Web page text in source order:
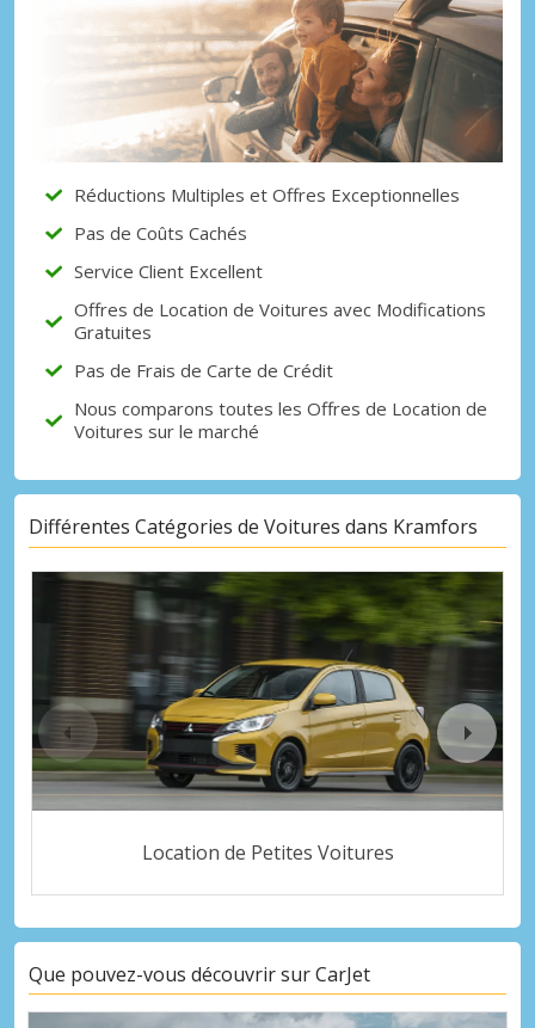
Réductions Multiples et Offres Exceptionnelles
Pas de Coûts Cachés
Service Client Excellent
Offres de Location de Voitures avec Modifications
Gratuites
Pas de Frais de Carte de Crédit
Nous comparons toutes les Offres de Location de
Voitures sur le marché
Différentes Catégories de Voitures dans Kramfors
Location de Petites Voitures
Que pouvez-vous découvrir sur CarJet